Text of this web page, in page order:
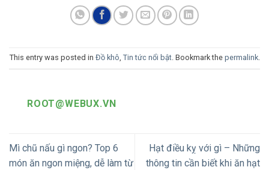
This entry was posted in Đồ khô, Tin tức nổi bật. Bookmark the permalink.
ROOT@WEBUX.VN
Mì chũ nấu gì ngon? Top 6
món ăn ngon miệng, dễ làm từ
Hạt điều kỵ với gì – Những
thông tin cần biết khi ăn hạt